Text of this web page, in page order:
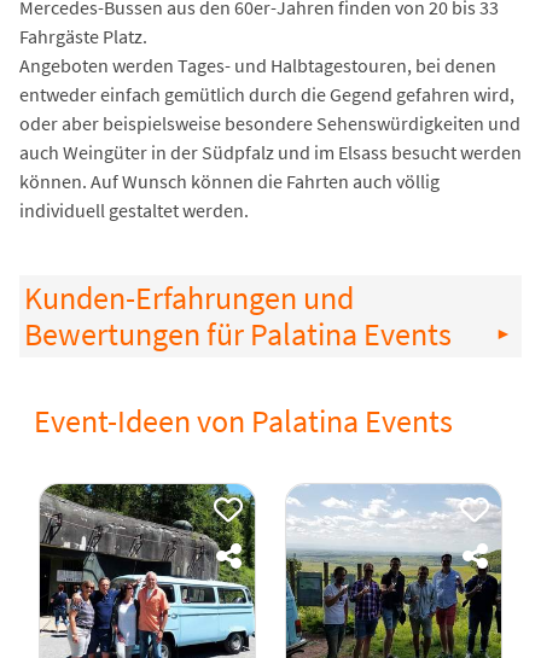
Mercedes-Bussen aus den 60er-Jahren finden von 20 bis 33
Fahrgäste Platz.
Angeboten werden Tages- und Halbtagestouren, bei denen
entweder einfach gemütlich durch die Gegend gefahren wird,
oder aber beispielsweise besondere Sehenswürdigkeiten und
auch Weingüter in der Südpfalz und im Elsass besucht werden
können. Auf Wunsch können die Fahrten auch völlig
individuell gestaltet werden.
Kunden-Erfahrungen und
Bewertungen für Palatina Events
Event-Ideen von Palatina Events